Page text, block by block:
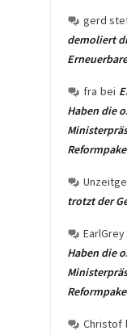
gerd
demoliert
fra bei
Haben die
trotzt der
EarlGrey
Haben die
Christof